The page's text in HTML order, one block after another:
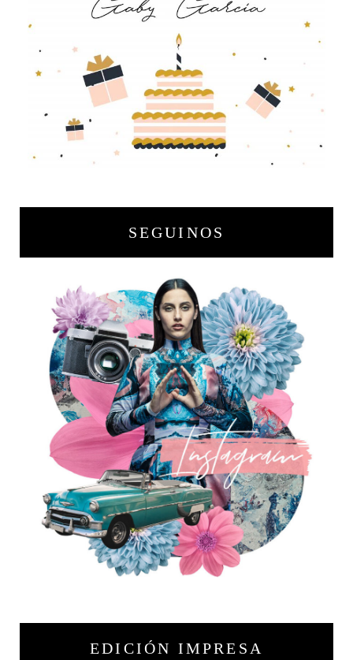
SEGUINOS
EDICIÓN IMPRESA